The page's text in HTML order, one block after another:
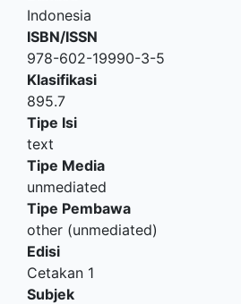
Indonesia
ISBN/ISSN
978-602-19990-3-5
Klasifikasi
895.7
Tipe Isi
text
Tipe Media
unmediated
Tipe Pembawa
other (unmediated)
Edisi
Cetakan 1
Subjek